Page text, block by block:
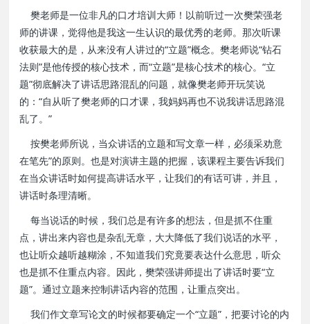
樊老师是一位非凡的口才培训大师！以前听过一次樊荣强老
师的讲课，觉得他是我这一生认识的最优秀的老师。那次听课
收获最大的是，从来没有人讲过的“立题”概念。樊老师说“钻石
法则”是他传授的核心技术，而“立题”是核心技术的核心。“立
题”彻底解决了讲话思路混乱的问题，就像樊老师开玩笑说
的：“自从听了樊老师的口才课，我妈妈再也不说我讲话思路混
乱了。”
按樊老师所说，当众讲话的立题和写文章一样，必须采劝意
在笔先”的原则。也是对演讲主题的把握，该课程主要告诉我们
在当众讲话时如何提高讲话水平，让我们的有话可讲，并且，
讲话时条理清晰。
每当说话的时候，我们总是有许多的想法，但是抓不住重
点，讲出来内容也是杂乱无章，大大降低了我们说话的水平，
也让听众越听越糊涂，不知道我们究竟要表达什么意思，听众
也是抓不住重点内容。因此，樊荣强讲师提出了讲话时要“立
题”。通过立题来控制讲话内容的范围，让重点突出。
我们作文章写论文的时候都要确定一个“立题”，把要讨论的内